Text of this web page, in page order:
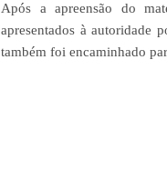
Após a apreensão do
apresentados à autoridade
também foi encaminhado